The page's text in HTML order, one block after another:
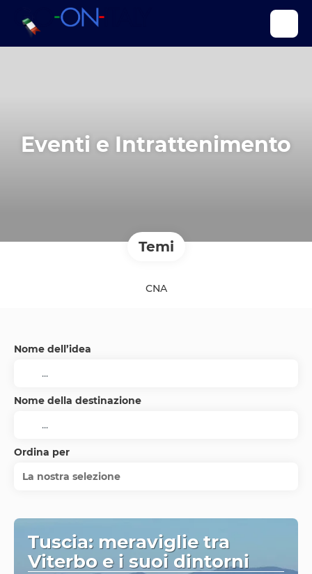
Eventi e Intrattenimento
Temi
CNA
Nome dell’idea
Nome della destinazione
Ordina per
La nostra selezione
Tuscia: meraviglie tra
Viterbo e i suoi dintorni